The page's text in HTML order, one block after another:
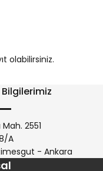
olabilirsiniz.
2551
A
- Ankara